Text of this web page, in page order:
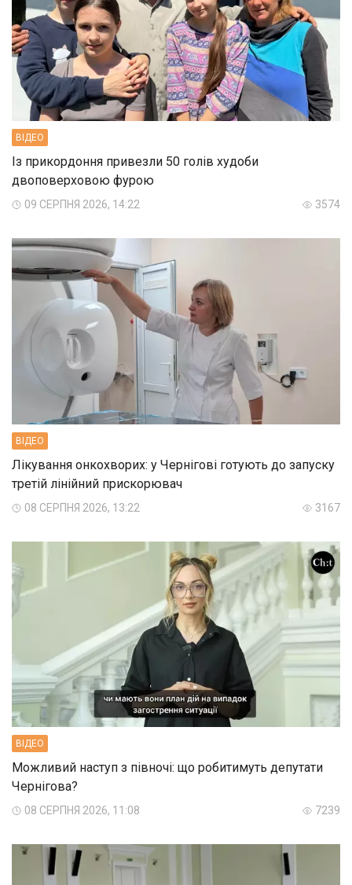
ВIДЕО
Із прикордоння привезли 50 голів худоби
двоповерховою фурою
09 СЕРПНЯ 2026, 14:22 3574
ВIДЕО
Лікування онкохворих: у Чернігові готують до запуску
третій лінійний прискорювач
08 СЕРПНЯ 2026, 13:22 3167
ВIДЕО
Можливий наступ з півночі: що робитимуть депутати
Чернігова?
08 СЕРПНЯ 2026, 11:08 7239